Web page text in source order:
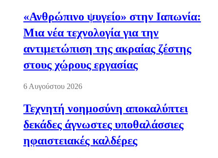
«Ανθρώπινο ψυγείο» στην Ιαπωνία:
Μια νέα τεχνολογία για την
αντιμετώπιση της ακραίας ζέστης
στους χώρους εργασίας
6 Αυγούστου 2026
Τεχνητή νοημοσύνη αποκαλύπτει
δεκάδες άγνωστες υποθαλάσσιες
ηφαιστειακές καλδέρες